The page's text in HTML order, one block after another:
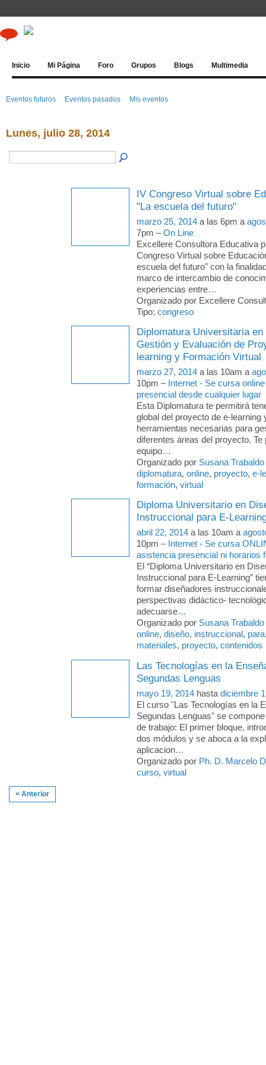
Inicio Mi Página Foro Grupos Blogs Multimedia
Eventos futuros Eventos pasados Mis eventos
Lunes, julio 28, 2014
IV Congreso Virtual sobre
"La escuela del futuro"
marzo 25, 2014 a las 6pm a
7pm –On Line
Excellere Consultora Educativa
Congreso Virtual sobre
escuela del futuro" con la
marco de intercambio de
experiencias entre…
Organizado por Excellere
Tipo: congreso
Diplomatura Universitaria en
Gestión y Evaluación de
learning y Formación Virtual
marzo 27, 2014 a las 10am a
10pm – Internet - Se cursa
presencial desde cualquier lugar
Esta Diplomatura te permitirá
global del proyecto de e-learning
herramientas necesarias para
diferentes áreas del proyecto. Te
equipo…
Organizado por Susana Trabaldo
diplomatura, online, proyecto, e-
formación, virtual
Diploma Universitario en
Instruccional para E-
abril 22, 2014 a las 10am a
10pm – Internet - Se cursa
asistencia presencial ni horarios
El “Diploma Universitario en
Instruccional para E-Learning”
formar diseñadores
perspectivas didáctico-
adecuarse…
Organizado por Susana Trabaldo
online, diseño, instruccional, para
materiales, proyecto, contenidos
Las Tecnologías en la
Segundas Lenguas
mayo 19, 2014 hasta diciembre
El curso "Las Tecnologías en la
Segundas Lenguas" se
de trabajo: El primer bloque,
dos módulos y se aboca a la
aplicacion…
Organizado por Ph. D. Marcelo
curso, virtual
< Anterior